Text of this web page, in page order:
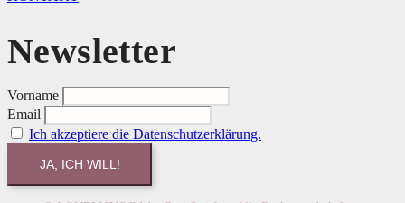
Newsletter
Vorname
Email
Ich akzeptiere die Datenschutzerklärung.